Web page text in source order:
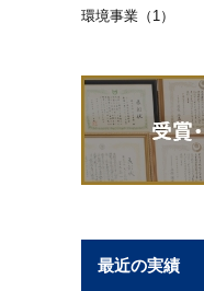
環境事業（1）
最近の実績